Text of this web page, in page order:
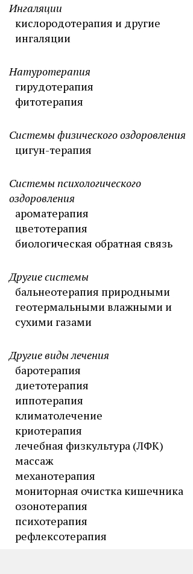
Ингаляции
кислородотерапия и другие
ингаляции
Натуротерапия
гирудотерапия
фитотерапия
Системы физического оздоровления
цигун-терапия
Системы психологического
оздоровления
ароматерапия
цветотерапия
биологическая обратная связь
Другие системы
бальнеотерапия природными
геотермальными влажными и
сухими газами
Другие виды лечения
баротерапия
диетотерапия
иппотерапия
климатолечение
криотерапия
лечебная физкультура (ЛФК)
массаж
механотерапия
мониторная очистка кишечника
озонотерапия
психотерапия
рефлексотерапия